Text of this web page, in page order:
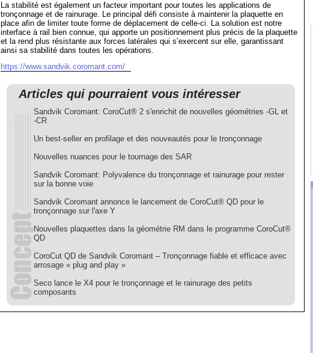
La stabilité est également un facteur important pour toutes les applications de
tronçonnage et de rainurage. Le principal défi consiste à maintenir la plaquette en
place afin de limiter toute forme de déplacement de celle-ci. La solution est notre
interface à rail bien connue, qui apporte un positionnement plus précis de la plaquette
et la rend plus résistante aux forces latérales qui s’exercent sur elle, garantissant
ainsi sa stabilité dans toutes les opérations.
https://www.sandvik.coromant.com/
Articles qui pourraient vous intéresser
Sandvik Coromant: CoroCut® 2 s'enrichit de nouvelles géométries -GL et
-CR
Un best-seller en profilage et des nouveautés pour le tronçonnage
Nouvelles nuances pour le tournage des SAR
Sandvik Coromant: Polyvalence du tronçonnage et rainurage pour rester
sur la bonne voie
Sandvik Coromant annonce le lancement de CoroCut® QD pour le
tronçonnage sur l'axe Y
Nouvelles plaquettes dans la géométrie RM dans le programme CoroCut®
QD
CoroCut QD de Sandvik Coromant – Tronçonnage fiable et efficace avec
arrosage « plug and play »
Seco lance le X4 pour le tronçonnage et le rainurage des petits
composants